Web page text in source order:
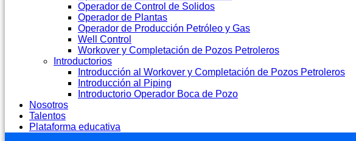
Operador de Control de Solidos
Operador de Plantas
Operador de Producción Petróleo y Gas
Well Control
Workover y Completación de Pozos Petroleros
Introductorios
Introducción al Workover y Completación de Pozos Petroleros
Introducción al Piping
Introductorio Operador Boca de Pozo
Nosotros
Talentos
Plataforma educativa